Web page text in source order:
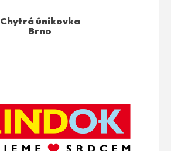
Chytrá únikovka
Brno